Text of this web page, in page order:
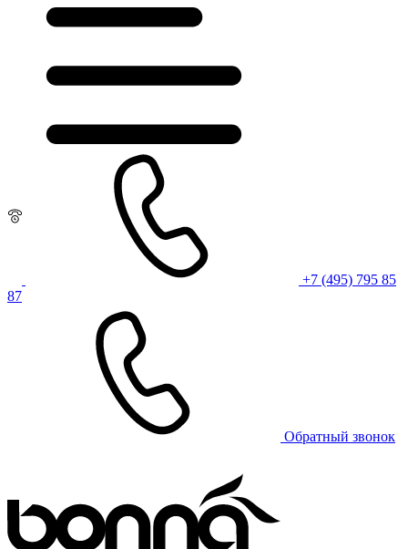
+7 (495) 795 85
87
Обратный звонок